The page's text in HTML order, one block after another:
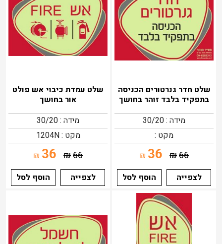
שלט חדר גנרטורים הכניסה
בתפקיד בלבד זוהר בחושך
מידה : 30/20
מקט :
66
₪
36
₪
לצפייה
הוסף לסל
שלט עמדת כיבוי אש פולט
אור בחושך
מידה : 30/20
מקט : 1204N
66
₪
36
₪
לצפייה
הוסף לסל